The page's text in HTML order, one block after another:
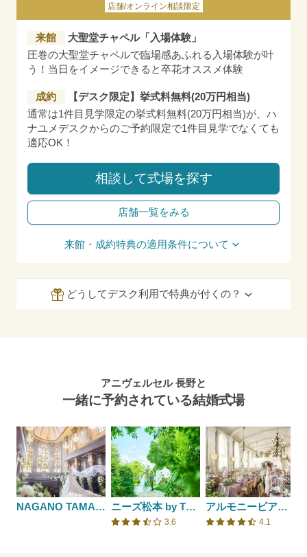
店舗/オンライン相談限定
来館
大聖堂チャペル「入場体験」
圧巻の大聖堂チャペルで臨場感あふれる入場体験が叶
う！当日をイメージできると卒花オススメ体験
成約
【デスク限定】挙式料無料(20万円相当)
通常は1件目見学限定の挙式料無料(20万円相当)が、ハ
ナユメデスクからのご予約限定で1件目見学でなくても
適応OK！
相談して式場を探す
店舗一覧をみる
来館・成約特典の適用条件について
どうしてデスク利用で特典が付くの？
アニヴェルセル 長野と
一緒に予約されている結婚式場
NAGANO TAMAHIMEDEN -長野玉姫殿- ニーズ松本 by T&G WEDDING(旧 ガーデンヒルズ迎賓館 松本)
口コミ評価
3.6
アルモニービアン（国登録有形文化財）/テイクアンドギヴ・ニーズウェディング
口コミ評価
4.1